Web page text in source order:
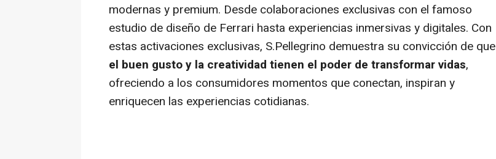
modernas y premium. Desde colaboraciones exclusivas con el famoso
estudio de diseño de Ferrari hasta experiencias inmersivas y digitales. Con
estas activaciones exclusivas, S.Pellegrino demuestra su convicción de que
el buen gusto y la creatividad tienen el poder de transformar vidas,
ofreciendo a los consumidores momentos que conectan, inspiran y
enriquecen las experiencias cotidianas.